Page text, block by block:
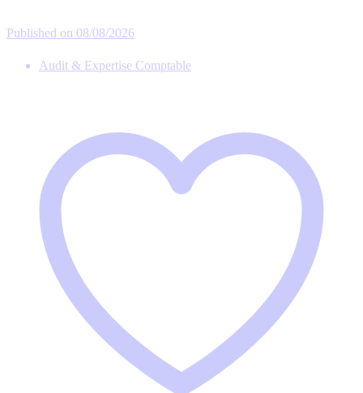
Published on 08/08/2026
Audit & Expertise Comptable